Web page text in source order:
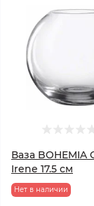
Ваза BOHEMIA
Irene 17.5 см
Нет в наличии